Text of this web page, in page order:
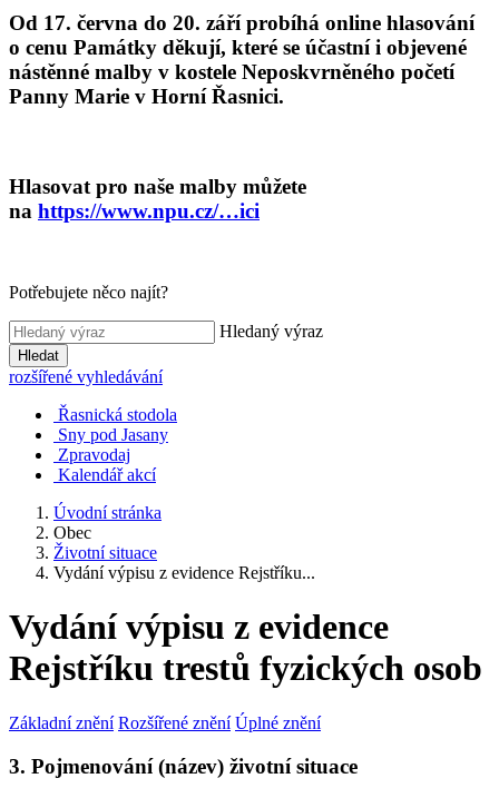
Od 17. června do 20. září probíhá online hlasování
o cenu Památky děkují, které se účastní i objevené
nástěnné malby v kostele Neposkvrněného početí
Panny Marie v Horní Řasnici.
Hlasovat pro naše malby můžete
na https://www.npu.cz/…ici
Potřebujete něco najít?
Hledaný výraz
Hledat
rozšířené vyhledávání
Řasnická stodola
Sny pod Jasany
Zpravodaj
Kalendář akcí
Úvodní stránka
Obec
Životní situace
Vydání výpisu z evidence Rejstříku...
Vydání výpisu z evidence
Rejstříku trestů fyzických osob
Základní znění Rozšířené znění Úplné znění
3. Pojmenování (název) životní situace